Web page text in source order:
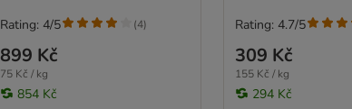
899 Kč
75 Kč / kg
854 Kč
Rating: 4/5 (4)
309 Kč
155 Kč / kg
294 Kč
Rating: 4.7/5